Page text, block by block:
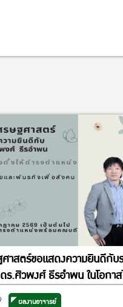
ศาสตร์ขอแสดงความยินดีกับ
ร.ศิวพงศ์ ธีรอำพน ในโอกา
งตำแหน่งรองคณบดีฝ่ายวิจัย
ผลงานอาจารย์